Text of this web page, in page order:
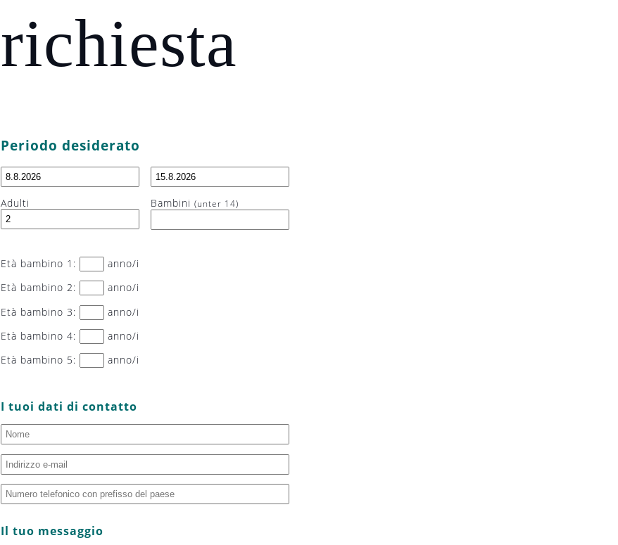
richiesta
Periodo desiderato
Adulti Bambini(unter 14)
Età bambino 1:
anno/i
Età bambino 2:
anno/i
Età bambino 3:
anno/i
Età bambino 4:
anno/i
Età bambino 5:
anno/i
I tuoi dati di contatto
Il tuo messaggio